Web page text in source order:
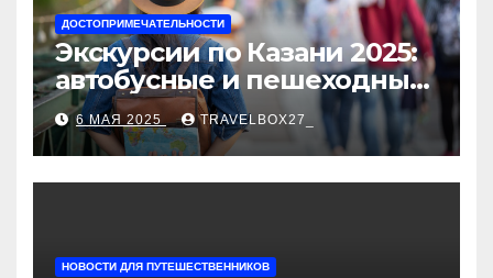
ДОСТОПРИМЕЧАТЕЛЬНОСТИ
Экскурсии по Казани 2025:
автобусные и пешеходные
туры от туроператора
«Казан360»
6 МАЯ 2025 TRAVELBOX27_
НОВОСТИ ДЛЯ ПУТЕШЕСТВЕННИКОВ